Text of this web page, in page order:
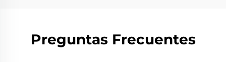
Preguntas Frecuentes